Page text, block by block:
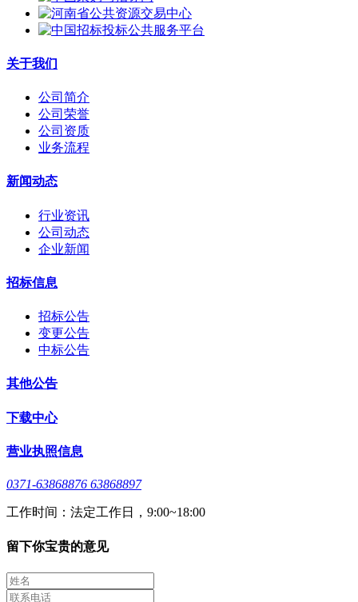
关于我们
公司简介
公司荣誉
公司资质
业务流程
新闻动态
行业资讯
公司动态
企业新闻
招标信息
招标公告
变更公告
中标公告
其他公告
下载中心
营业执照信息
0371-63868876 63868897
工作时间：法定工作日，9:00~18:00
留下你宝贵的意见